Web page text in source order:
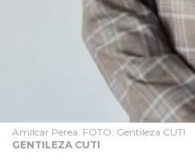
Amilcar Perea. FOTO: Gentileza CUTI
GENTILEZA CUTI